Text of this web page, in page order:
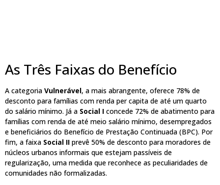
As Três Faixas do Benefício
A categoria Vulnerável, a mais abrangente, oferece 78% de
desconto para famílias com renda per capita de até um quarto
do salário mínimo. Já a Social I concede 72% de abatimento para
famílias com renda de até meio salário mínimo, desempregados
e beneficiários do Benefício de Prestação Continuada (BPC). Por
fim, a faixa Social II prevê 50% de desconto para moradores de
núcleos urbanos informais que estejam passíveis de
regularização, uma medida que reconhece as peculiaridades de
comunidades não formalizadas.